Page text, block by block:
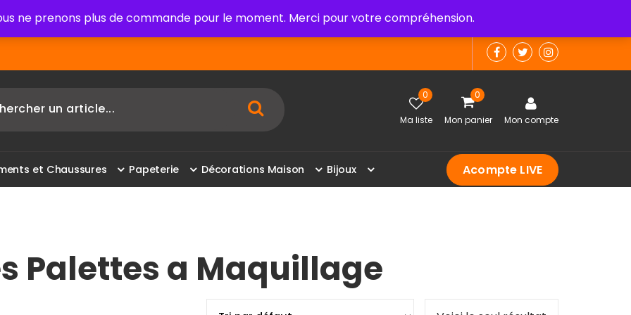
ne prenons plus de commande pour le moment. Merci pour votre compréhension.
0
Ma liste
0
Mon panier Mon compte
ents et Chaussures Papeterie Décorations Maison Bijoux Acompte LIVE
Palettes a Maquillage